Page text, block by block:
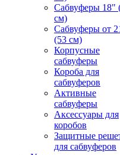
Сабвуферы 18"
см)
Сабвуферы от
(53 см)
Корпусные
сабвуферы
Короба для
сабвуферов
Активные
сабвуферы
Аксессуары для
коробов
Защитные
для сабвуферов